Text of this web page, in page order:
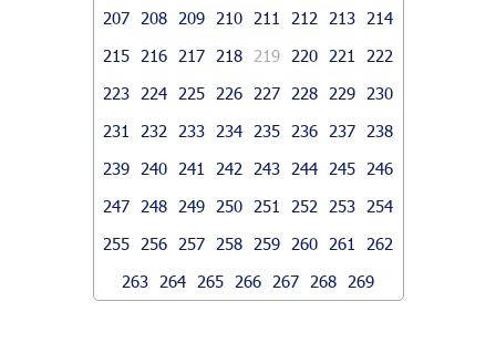
207
208 209 210 211 212 213
214
215
216 217 218 219 220 221
222
223
224 225 226 227 228 229
230
231
232 233 234 235 236 237
238
239
240 241 242 243 244 245
246
247
248 249 250 251 252 253
254
255
256 257 258 259 260 261
262
263
264 265 266 267 268 269